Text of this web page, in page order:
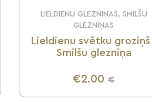
LIELDIENU GLEZNIŅAS, SMILŠU
GLEZNIŅAS
Lieldienu svētku groziņš |
Smilšu glezniņa
€2.00 €
UZZINI VAIRĀK